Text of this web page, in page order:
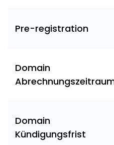
Pre-registration
Domain
Domain
Kündigungsfrist